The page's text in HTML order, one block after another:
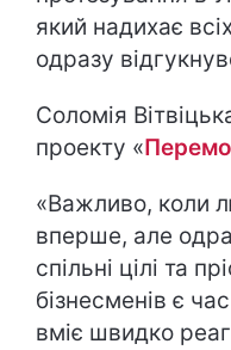
який надихає
одразу
Соломія
проекту «
«Важливо, коли
вперше, але
спільні цілі та
бізнесменів є
вміє швидко